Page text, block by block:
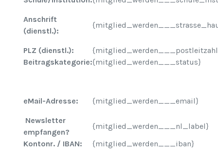
Anschrift
(dienstl.):
PLZ (dienstl.):
Beitragskategorie:{mitglied_werden___status}
eMail-Adresse: {mitglied_werden___email}
Newsletter
empfangen?
{mitglied_werden___nl_label}
Kontonr. / IBAN:
{mitglied_werden___iban}